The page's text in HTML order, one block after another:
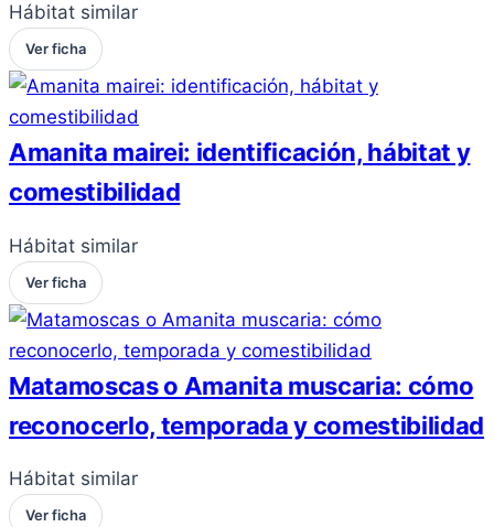
Hábitat similar
Ver ficha
Amanita mairei: identificación, hábitat y
comestibilidad
Hábitat similar
Ver ficha
Matamoscas o Amanita muscaria: cómo
reconocerlo, temporada y comestibilidad
Hábitat similar
Ver ficha